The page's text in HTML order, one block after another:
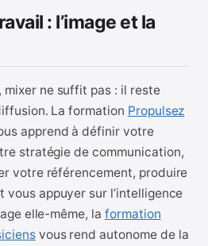
: l’image et la
mixer ne suffit pas : il reste
La formation Propulsez
apprend à définir votre
stratégie de communication,
votre référencement, produire
appuyer sur l’intelligence
elle-même, la formation
vous rend autonome de la